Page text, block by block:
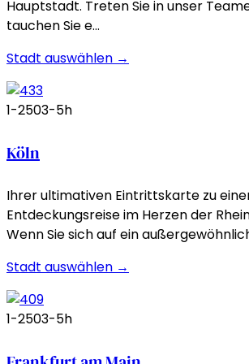
Hauptstadt. Treten Sie in unser
tauchen Sie e…
Stadt auswählen →
1-2503-5h
Köln
Ihrer ultimativen Eintrittskarte zu
Entdeckungsreise im Herzen der
Wenn Sie sich auf ein
Stadt auswählen →
1-2503-5h